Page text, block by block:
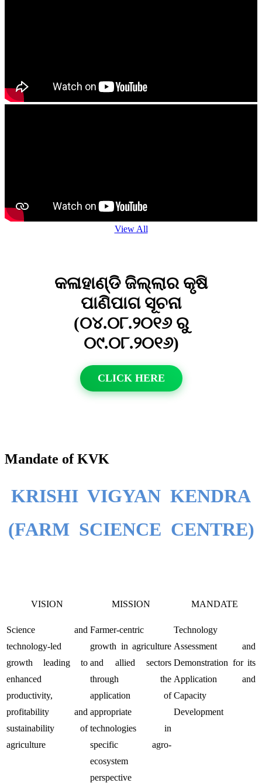
View All
କଳାହାଣ୍ଡି ଜିଲ୍ଲାର କୃଷି
ପାଣିପାଗ ସୂଚନା
(୦୪.୦୮.୨୦୧୬ ରୁ
୦୯.୦୮.୨୦୧୬)
CLICK HERE
Mandate of KVK
KRISHI VIGYAN KENDRA
(FARM SCIENCE CENTRE)
VISION
Science and
technology-led
growth leading to
enhanced
productivity,
profitability and
sustainability of
agriculture
MISSION
Farmer-centric
growth in agriculture
and allied sectors
through the
application of
appropriate
technologies in
specific agro-
ecosystem
perspective
MANDATE
Technology
Assessment and
Demonstration for its
Application and
Capacity
Development